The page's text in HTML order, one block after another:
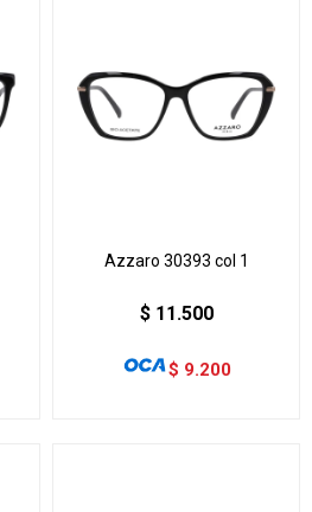
Azzaro 30393 col 1
$ 11.500
$ 9.200